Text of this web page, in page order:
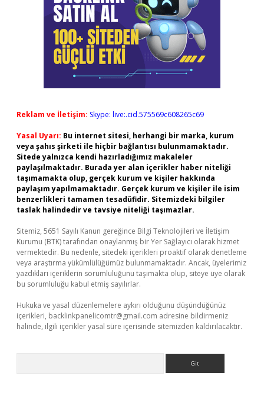
Reklam ve İletişim: Skype: live:.cid.575569c608265c69
Yasal Uyarı: Bu internet sitesi, herhangi bir marka, kurum
veya şahıs şirketi ile hiçbir bağlantısı bulunmamaktadır.
Sitede yalnızca kendi hazırladığımız makaleler
paylaşılmaktadır. Burada yer alan içerikler haber niteliği
taşımamakta olup, gerçek kurum ve kişiler hakkında
paylaşım yapılmamaktadır. Gerçek kurum ve kişiler ile isim
benzerlikleri tamamen tesadüfidir. Sitemizdeki bilgiler
taslak halindedir ve tavsiye niteliği taşımazlar.
Sitemiz, 5651 Sayılı Kanun gereğince Bilgi Teknolojileri ve İletişim
Kurumu (BTK) tarafından onaylanmış bir Yer Sağlayıcı olarak hizmet
vermektedir. Bu nedenle, sitedeki içerikleri proaktif olarak denetleme
veya araştırma yükümlülüğümüz bulunmamaktadır. Ancak, üyelerimiz
yazdıkları içeriklerin sorumluluğunu taşımakta olup, siteye üye olarak
bu sorumluluğu kabul etmiş sayılırlar.
Hukuka ve yasal düzenlemelere aykırı olduğunu düşündüğünüz
içerikleri, backlinkpanelicomtr@gmail.com adresine bildirmeniz
halinde, ilgili içerikler yasal süre içerisinde sitemizden kaldırılacaktır.